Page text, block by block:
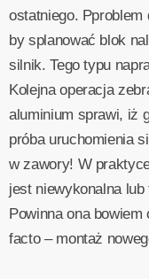
ostatniego.
by splanować blok
silnik. Tego typu
Kolejna operacja
aluminium sprawi, iż
próba uruchomienia
w zawory! W
jest niewykonalna lub
Powinna ona
facto – montaż